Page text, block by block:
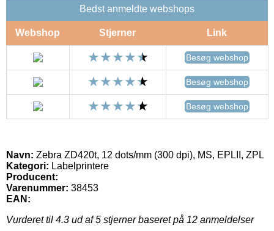
Bedst anmeldte webshops
Webshop Stjerner Link
Besøg webshop
Besøg webshop
Besøg webshop
Navn: Zebra ZD420t, 12 dots/mm (300 dpi), MS, EPLII, ZPL
Kategori: Labelprintere
Producent:
Varenummer: 38453
EAN:
Vurderet til 4.3 ud af 5 stjerner baseret på 12 anmeldelser